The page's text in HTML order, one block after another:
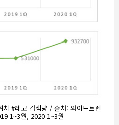
치 #레고 검색량 / 출처: 와이드트렌
1~3월, 2020 1~3월